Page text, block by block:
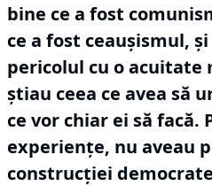
bine ce a fost
ce a fost ceaușismul,
pericolul cu o acuitate
știau ceea ce avea să
ce vor chiar ei să facă.
experiențe, nu aveau
construcției